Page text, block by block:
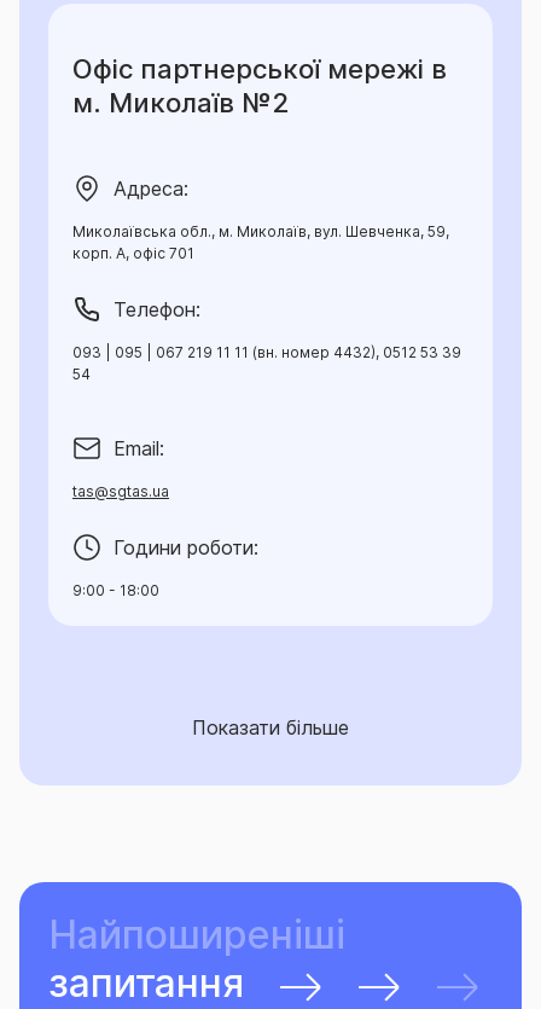
Офіс партнерської мережі в
м. Миколаїв №2
Адреса:
Миколаївська обл., м. Миколаїв, вул. Шевченка, 59,
корп. А, офіс 701
Телефон:
093 | 095 | 067 219 11 11 (вн. номер 4432), 0512 53 39
54
Email:
tas@sgtas.ua
Години роботи:
9:00 - 18:00
Показати більше
Найпоширеніші
запитання